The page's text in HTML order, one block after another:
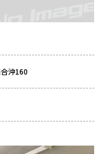
沖160